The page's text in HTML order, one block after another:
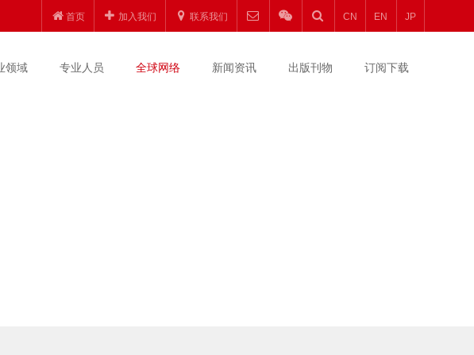
首页 加入我们 联系我们 CN EN JP
领域 专业人员 全球网络 新闻资讯 出版刊物 订阅下载